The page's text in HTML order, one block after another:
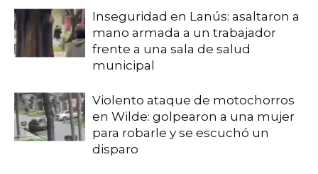
Inseguridad en Lanús: asaltaron a
mano armada a un trabajador
frente a una sala de salud
municipal
Violento ataque de motochorros
en Wilde: golpearon a una mujer
para robarle y se escuchó un
disparo